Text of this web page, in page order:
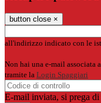
button close ×
all'indirizzo indicato con le
Non hai una e-mail associata
tramite la Login Spaggiari
E-mail inviata, si prega